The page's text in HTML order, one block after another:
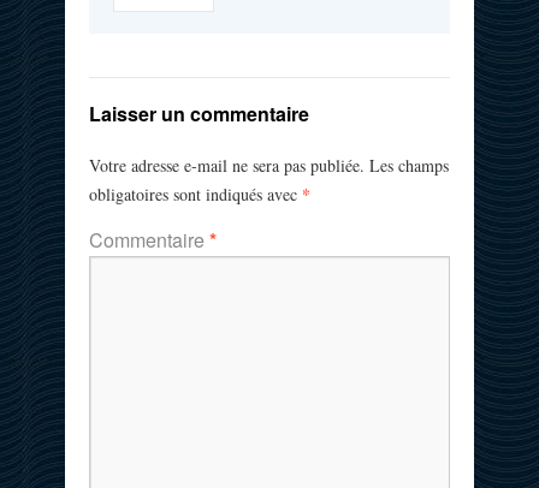
Laisser un commentaire
Votre adresse e-mail ne sera pas publiée. Les champs
obligatoires sont indiqués avec *
Commentaire *